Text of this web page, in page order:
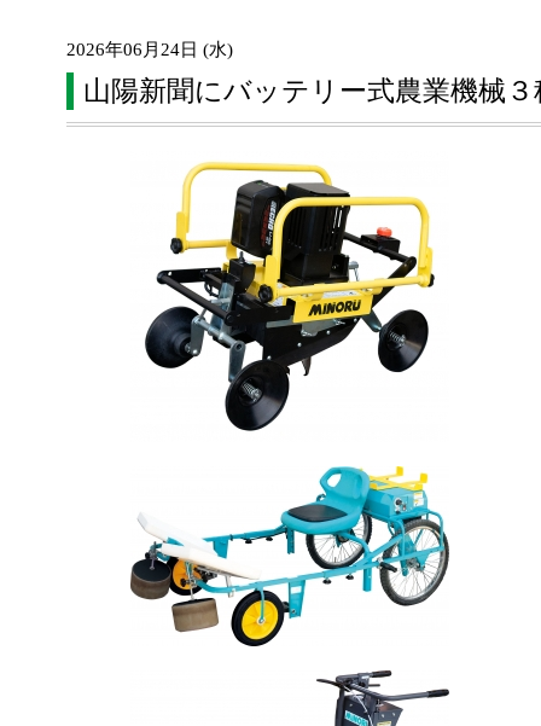
2026年06月24日 (水)
山陽新聞にバッテリー式農業機械